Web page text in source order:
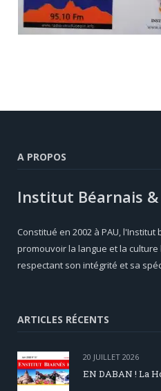
A PROPOS
Institut Béarnais &
Constitué en 2002 à PAU,
promouvoir la langue et la
respectant son intégrité et sa
ARTICLES RÉCENTS
20 JUILLET 2026
EN DABAN ! La